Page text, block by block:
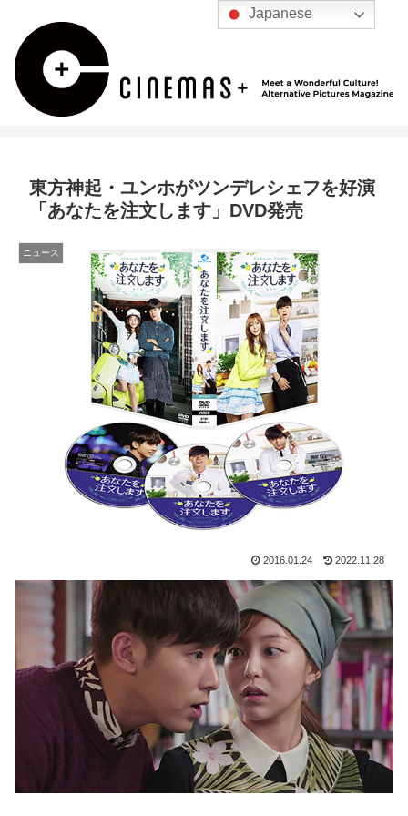
東方神起・ユンホがツンデレシェフを好演
「あなたを注文します」DVD発売
ニュース
2016.01.24 2022.11.28
Japanese